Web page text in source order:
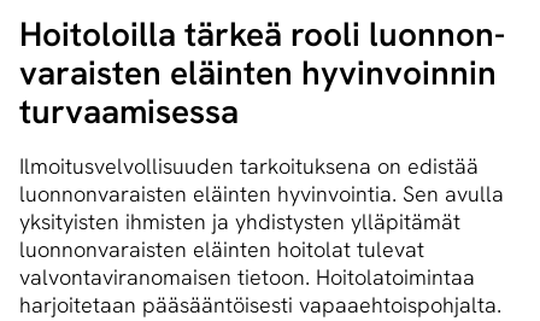
Hoitoloilla tärkeä rooli luon­non­
va­rais­ten eläinten hyvinvoinnin
turvaamisessa
Ilmoitusvelvollisuuden tarkoituksena on edistää
luonnonvaraisten eläinten hyvinvointia. Sen avulla
yksityisten ihmisten ja yhdistysten ylläpitämät
luonnonvaraisten eläinten hoitolat tulevat
valvontaviranomaisen tietoon. Hoitolatoimintaa
harjoitetaan pääsääntöisesti vapaaehtoispohjalta.